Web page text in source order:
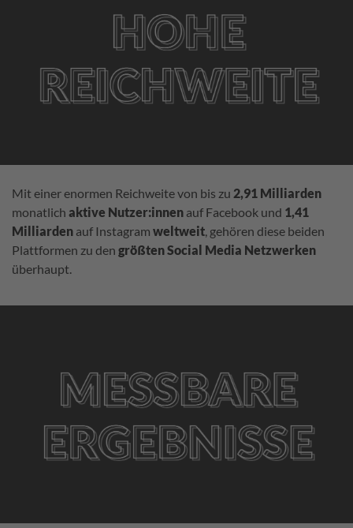
Mit einer enormen Reichweite von bis zu 2,91 Milliarden
monatlich aktive Nutzer:innen auf Facebook und 1,41
Milliarden auf Instagram weltweit, gehören diese beiden
Plattformen zu den größtenSocial Media Netzwerken
überhaupt.